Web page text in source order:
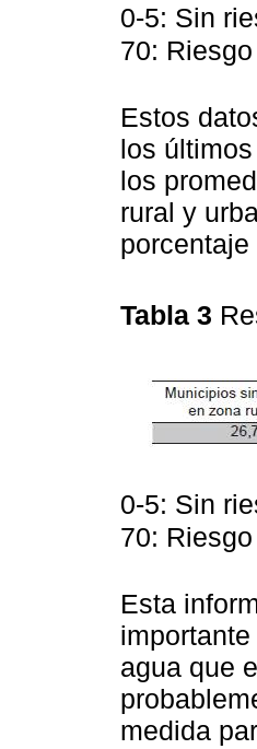
0-5: Sin
70:
Estos
los
los
rural y
Tabla 3
0-5: Sin
70:
Esta
agua que
medida